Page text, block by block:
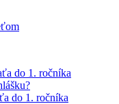
do 1. ročníka
do 1. ročníka